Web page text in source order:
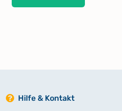
Hilfe & Kontakt